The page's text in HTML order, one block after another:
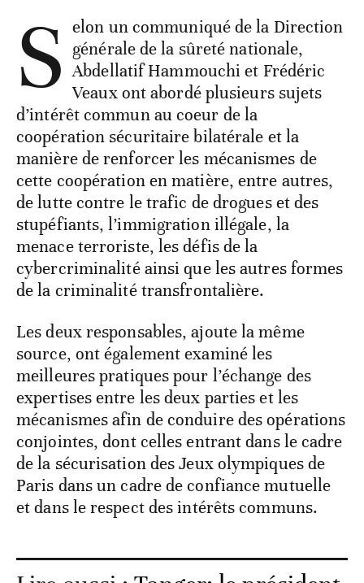
S elon un communiqué de la Direction
générale de la sûreté nationale,
Abdellatif Hammouchi et Frédéric
Veaux ont abordé plusieurs sujets
d’intérêt commun au coeur de la
coopération sécuritaire bilatérale et la
manière de renforcer les mécanismes de
cette coopération en matière, entre autres,
de lutte contre le trafic de drogues et des
stupéfiants, l’immigration illégale, la
menace terroriste, les défis de la
cybercriminalité ainsi que les autres formes
de la criminalité transfrontalière.
Les deux responsables, ajoute la même
source, ont également examiné les
meilleures pratiques pour l’échange des
expertises entre les deux parties et les
mécanismes afin de conduire des opérations
conjointes, dont celles entrant dans le cadre
de la sécurisation des Jeux olympiques de
Paris dans un cadre de confiance mutuelle
et dans le respect des intérêts communs.